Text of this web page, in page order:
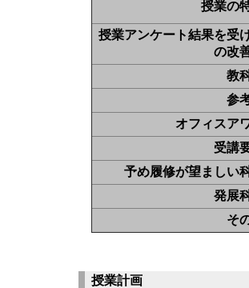
授業の
授業アンケート結果を受
の改
教
参
オフィスア
受講
予め履修が望ましい
発展
そ
授業計画